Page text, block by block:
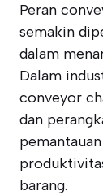
Peran
semakin
dalam
Dalam
conveyor
dan
barang.